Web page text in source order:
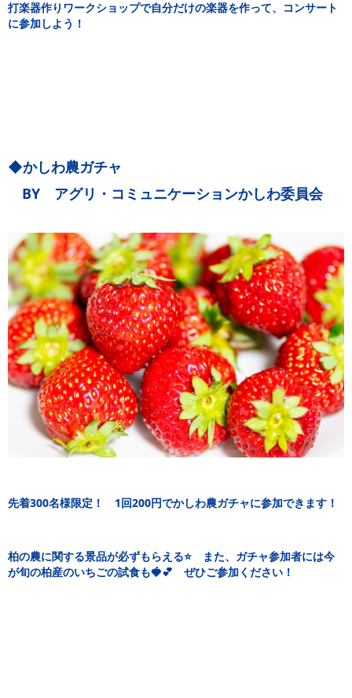
打楽器作りワークショップで自分だけの楽器を作って、コンサート
に参加しよう！
◆かしわ農ガチャ
BY アグリ・コミュニケーションかしわ委員会
先着300名様限定！ 1回200円でかしわ農ガチャに参加できます！
柏の農に関する景品が必ずもらえる⭐️ また、ガチャ参加者には今
が旬の柏産のいちごの試食も🍓💕 ぜひご参加ください！